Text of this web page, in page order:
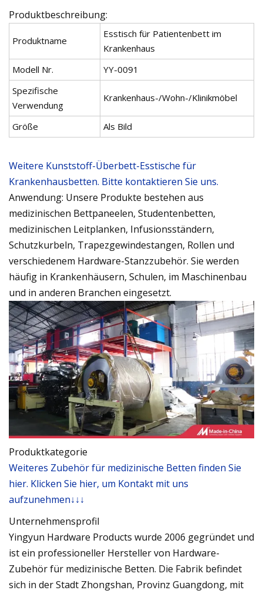
Produktbeschreibung:
Produktname
Esstisch für Patientenbett im
Krankenhaus
Modell Nr.
YY-0091
Spezifische
Verwendung
Krankenhaus-/Wohn-/Klinikmöbel
Größe Als Bild
Weitere Kunststoff-Überbett-Esstische für
Krankenhausbetten. Bitte kontaktieren Sie uns.
Anwendung: Unsere Produkte bestehen aus
medizinischen Bettpaneelen, Studentenbetten,
medizinischen Leitplanken, Infusionsständern,
Schutzkurbeln, Trapezgewindestangen, Rollen und
verschiedenem Hardware-Stanzzubehör. Sie werden
häufig in Krankenhäusern, Schulen, im Maschinenbau
und in anderen Branchen eingesetzt.
Produktkategorie
Weiteres Zubehör für medizinische Betten finden Sie
hier. Klicken Sie hier, um Kontakt mit uns
aufzunehmen↓↓↓
Unternehmensprofil
Yingyun Hardware Products wurde 2006 gegründet und
ist ein professioneller Hersteller von Hardware-
Zubehör für medizinische Betten. Die Fabrik befindet
sich in der Stadt Zhongshan, Provinz Guangdong, mit